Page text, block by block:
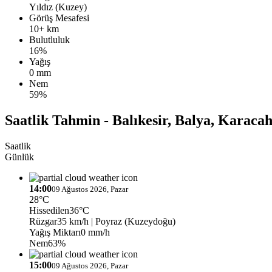
Yıldız (Kuzey)
Görüş Mesafesi
10+ km
Bulutluluk
16%
Yağış
0 mm
Nem
59%
Saatlik Tahmin - Balıkesir, Balya,
Saatlik
Günlük
14:0009 Ağustos 2026, Pazar
28°C
Hissedilen36°C
Rüzgar35 km/h | Poyraz (Kuzeydoğu)
Yağış Miktarı0 mm/h
Nem63%
15:0009 Ağustos 2026, Pazar